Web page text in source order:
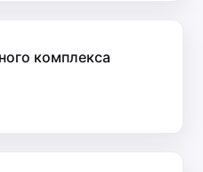
комплекса